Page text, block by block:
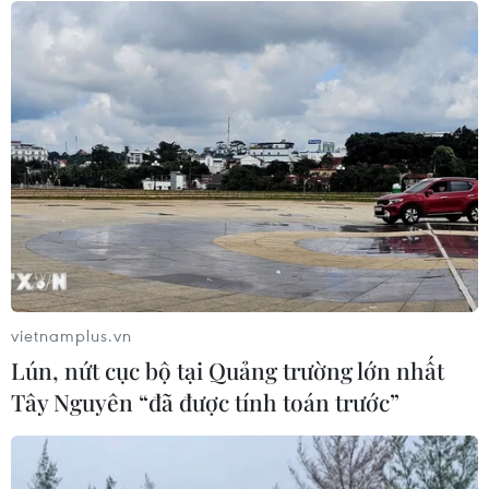
04/08/2026 22:43
Động đất tại Venezuela: Số người
thiệt mạng đã tăng lên hơn 6.000
người
04/08/2026 10:17
Xem thêm
CƠ QUAN CHỦ QUẢN: THÔNG TẤN XÃ VIỆT NAM
vietnamplus.vn
Lún, nứt cục bộ tại Quảng trường lớn nhất
Tây Nguyên “đã được tính toán trước”